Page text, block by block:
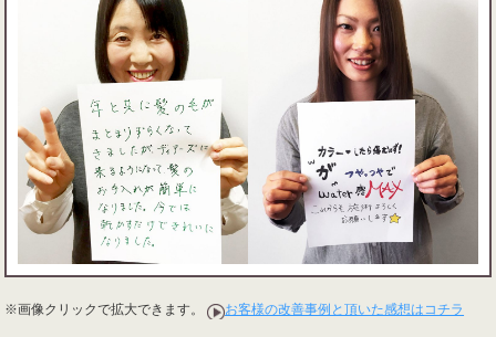
※画像クリックで拡大できます。 お客様の改善事例と頂いた感想はコチラ